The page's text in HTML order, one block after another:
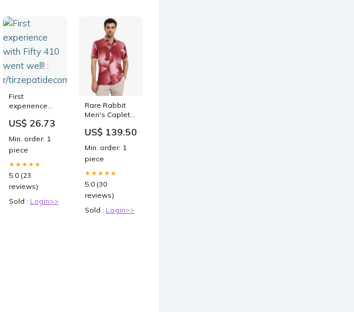
First
experience
went well! :
r/tirzepatidecompound
US$ 26.73
Min. order: 1
piece
★★★★★
5.0 (23
reviews)
Sold : Login>>
Rare Rabbit
Men's Caplets
Fabric Abstract
Print Half
Sleeves Shirt
Size:S-38
US$ 139.50
Min. order: 1
piece
★★★★★
5.0 (30
reviews)
Sold : Login>>